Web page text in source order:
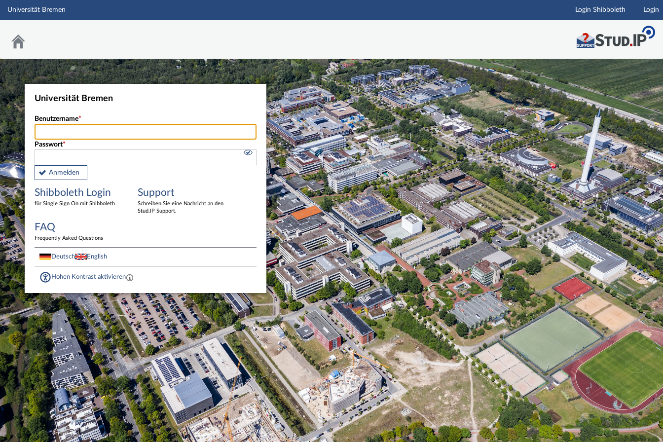
Hauptnavigation
Universität Bremen Login Shibboleth Login
Universität Bremen
Benutzername
Passwort
Anmelden
Shibboleth Login
für Single Sign On mit Shibboleth
Support
Schreiben Sie eine Nachricht an den
Stud.IP Support.
FAQ
Frequently Asked Questions
Deutsch English
Hohen Kontrast aktivieren